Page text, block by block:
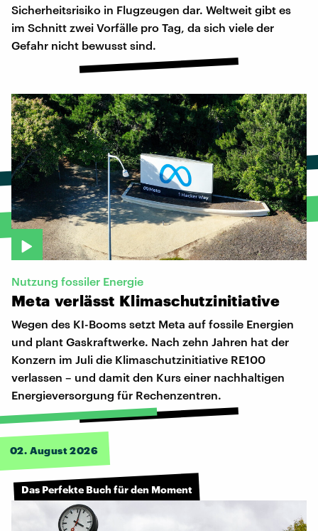
Sicherheitsrisiko in Flugzeugen dar. Weltweit gibt es
im Schnitt zwei Vorfälle pro Tag, da sich viele der
Gefahr nicht bewusst sind.
Nutzung fossiler Energie
Meta verlässt Klimaschutzinitiative
Wegen des KI-Booms setzt Meta auf fossile Energien
und plant Gaskraftwerke. Nach zehn Jahren hat der
Konzern im Juli die Klimaschutzinitiative RE100
verlassen – und damit den Kurs einer nachhaltigen
Energieversorgung für Rechenzentren.
02. August 2026
Das Perfekte Buch für den Moment